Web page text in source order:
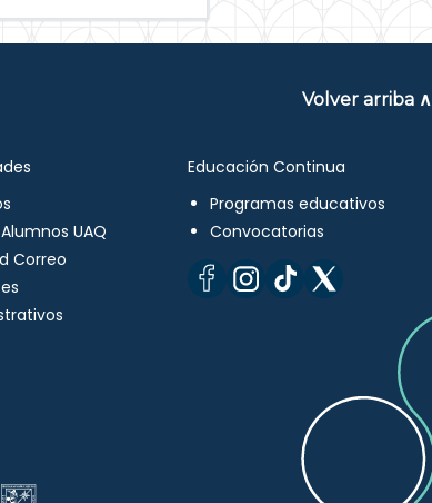
Volver arriba ∧
UAQ
Correo
Educación Continua
Programas educativos
Convocatorias